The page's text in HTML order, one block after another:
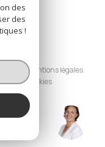
(EI)
Mentions légales
Cookies
des
des
!